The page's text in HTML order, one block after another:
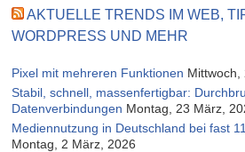
AKTUELLE TRENDS IM WEB,
WORDPRESS UND MEHR
Pixel mit mehreren Funktionen Mittwoch,
Stabil, schnell, massenfertigbar:
Datenverbindungen Montag, 23 März,
Mediennutzung in Deutschland bei fast
Montag, 2 März, 2026